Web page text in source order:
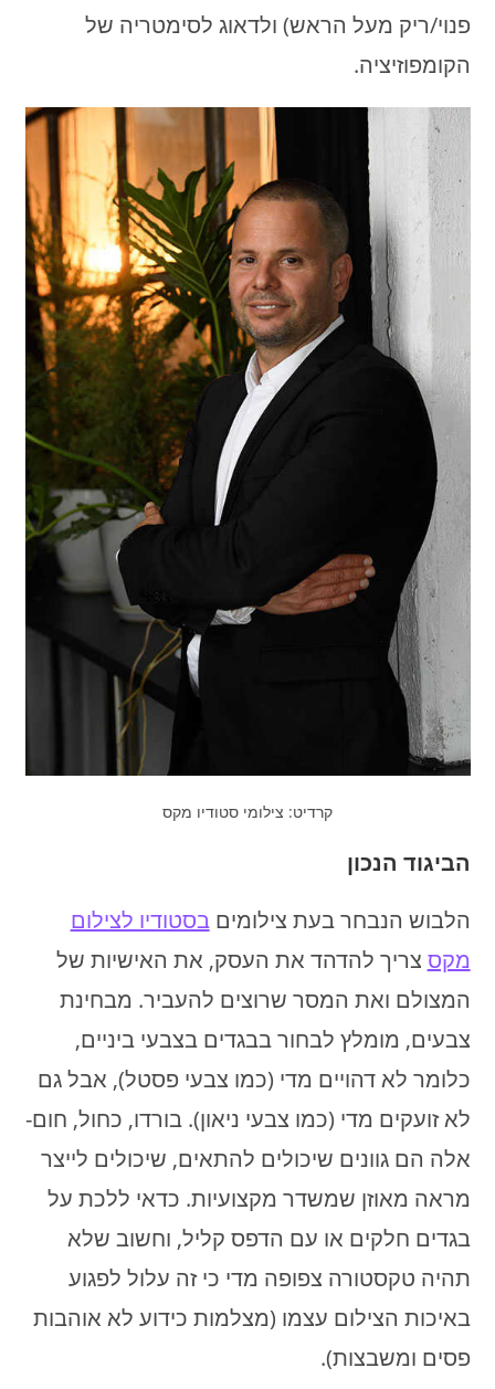
פנוי/ריק מעל הראש) ולדאוג לסימטריה של
הקומפוזיציה.
קרדיט: צילומי סטודיו מקס
הביגוד הנכון
הלבוש הנבחר בעת צילומיםבסטודיו לצילום
מקס צריך להדהד את העסק, את האישיות של
המצולם ואת המסר שרוצים להעביר. מבחינת
צבעים, מומלץ לבחור בבגדים בצבעי ביניים,
כלומר לא דהויים מדי (כמו צבעי פסטל), אבל גם
לא זועקים מדי (כמו צבעי ניאון). בורדו, כחול, חום-
אלה הם גוונים שיכולים להתאים, שיכולים לייצר
מראה מאוזן שמשדר מקצועיות. כדאי ללכת על
בגדים חלקים או עם הדפס קליל, וחשוב שלא
תהיה טקסטורה צפופה מדי כי זה עלול לפגוע
באיכות הצילום עצמו (מצלמות כידוע לא אוהבות
פסים ומשבצות).